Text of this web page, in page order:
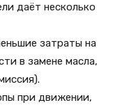
даёт несколько
затраты на
в замене масла,
при движении,